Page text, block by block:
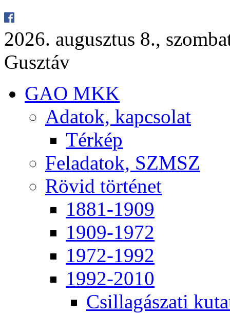
2026. au­gusz­tus 8.,
Gusz­táv
GAO MKK
Ada­tok, kap­cso­lat
Tér­kép
Fel­ada­tok, SZMSZ
Rö­vid tör­té­net
1881-1909
1909-1972
1972-1992
1992-2010
Csil­la­gá­sza­ti